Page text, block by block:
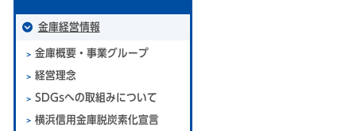
金庫経営情報
金庫概要・事業グループ
経営理念
SDGsへの取組みについて
横浜信用金庫脱炭素化宣言